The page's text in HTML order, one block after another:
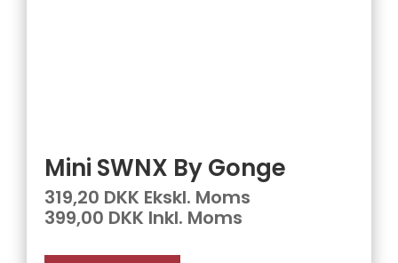
Mini SWNX By Gonge
319,20 DKK Ekskl. Moms
399,00 DKK Inkl. Moms